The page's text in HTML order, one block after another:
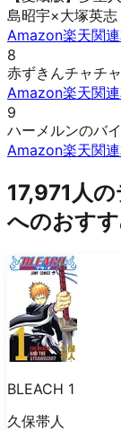
島昭宇×大塚英志
Amazon楽天関
8
赤ずきんチャチ
Amazon楽天関
9
ハーメルンのバ
Amazon楽天関
17,971人
へのおす
BLEACH 1
久保帯人